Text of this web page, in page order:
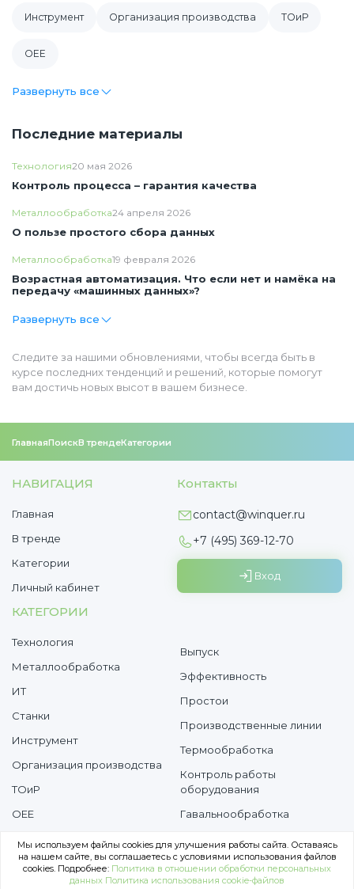
Мы используем файлы cookies для улучшения работы сайта. Оставаясь
на нашем сайте, вы соглашаетесь с условиями использования файлов
cookies. Подробнее: Политика в отношении обработки персональных
данных Политика использования сookie-файлов
Инструмент Организация производства ТОиР
OEE
Развернуть все
Последние материалы
Технология20 мая 2026
Контроль процесса – гарантия качества
Металлообработка24 апреля 2026
О пользе простого сбора данных
Металлообработка19 февраля 2026
Возрастная автоматизация. Что если нет и намёка на
передачу «машинных данных»?
Развернуть все
Следите за нашими обновлениями, чтобы всегда быть в
курсе последних тенденций и решений, которые помогут
вам достичь новых высот в вашем бизнесе.
ГлавнаяПоискВ трендеКатегории
НАВИГАЦИЯ
Главная
В тренде
Категории
Личный кабинет
КАТЕГОРИИ
Технология
Металлообработка
ИТ
Cтанки
Инструмент
Организация производства
ТОиР
OEE
Потери
Выпуск
Эффективность
Простои
Производственные линии
Термообработка
Контроль работы
оборудования
Гавальнообработка
Контакты
contact@winquer.ru
+7 (495) 369-12-70
Вход
Согласие на обработку персональных данных
Политика в отношении обработки персональных данных